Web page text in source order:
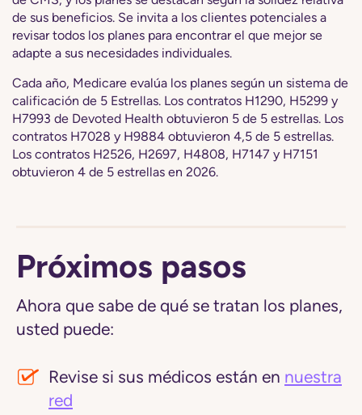
de sus beneficios. Se invita a los clientes potenciales a
revisar todos los planes para encontrar el que mejor se
adapte a sus necesidades individuales.
Cada año, Medicare evalúa los planes según un sistema de
calificación de 5 Estrellas. Los contratos H1290, H5299 y
H7993 de Devoted Health obtuvieron 5 de 5 estrellas. Los
contratos H7028 y H9884 obtuvieron 4,5 de 5 estrellas.
Los contratos H2526, H2697, H4808, H7147 y H7151
obtuvieron 4 de 5 estrellas en 2026.
Próximos pasos
Ahora que sabe de qué se tratan los planes,
usted puede:
Revise si sus médicos están en nuestra
red